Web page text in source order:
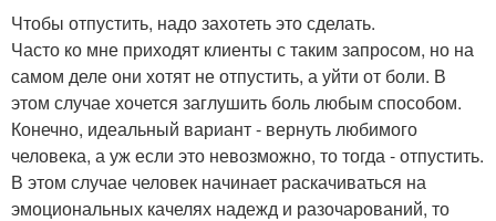
Чтобы отпустить, надо захотеть это сделать.
Часто ко мне приходят клиенты с таким запросом, но на
самом деле они хотят не отпустить, а уйти от боли. В
этом случае хочется заглушить боль любым способом.
Конечно, идеальный вариант - вернуть любимого
человека, а уж если это невозможно, то тогда - отпустить.
В этом случае человек начинает раскачиваться на
эмоциональных качелях надежд и разочарований, то